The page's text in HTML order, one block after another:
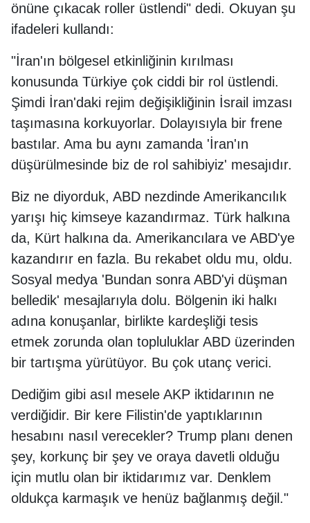
önüne çıkacak roller üstlendi" dedi. Okuyan şu
ifadeleri kullandı:
"İran'ın bölgesel etkinliğinin kırılması
konusunda Türkiye çok ciddi bir rol üstlendi.
Şimdi İran'daki rejim değişikliğinin İsrail imzası
taşımasına korkuyorlar. Dolayısıyla bir frene
bastılar. Ama bu aynı zamanda 'İran'ın
düşürülmesinde biz de rol sahibiyiz' mesajıdır.
Biz ne diyorduk, ABD nezdinde Amerikancılık
yarışı hiç kimseye kazandırmaz. Türk halkına
da, Kürt halkına da. Amerikancılara ve ABD'ye
kazandırır en fazla. Bu rekabet oldu mu, oldu.
Sosyal medya 'Bundan sonra ABD'yi düşman
belledik' mesajlarıyla dolu. Bölgenin iki halkı
adına konuşanlar, birlikte kardeşliği tesis
etmek zorunda olan topluluklar ABD üzerinden
bir tartışma yürütüyor. Bu çok utanç verici.
Dediğim gibi asıl mesele AKP iktidarının ne
verdiğidir. Bir kere Filistin'de yaptıklarının
hesabını nasıl verecekler? Trump planı denen
şey, korkunç bir şey ve oraya davetli olduğu
için mutlu olan bir iktidarımız var. Denklem
oldukça karmaşık ve henüz bağlanmış değil."